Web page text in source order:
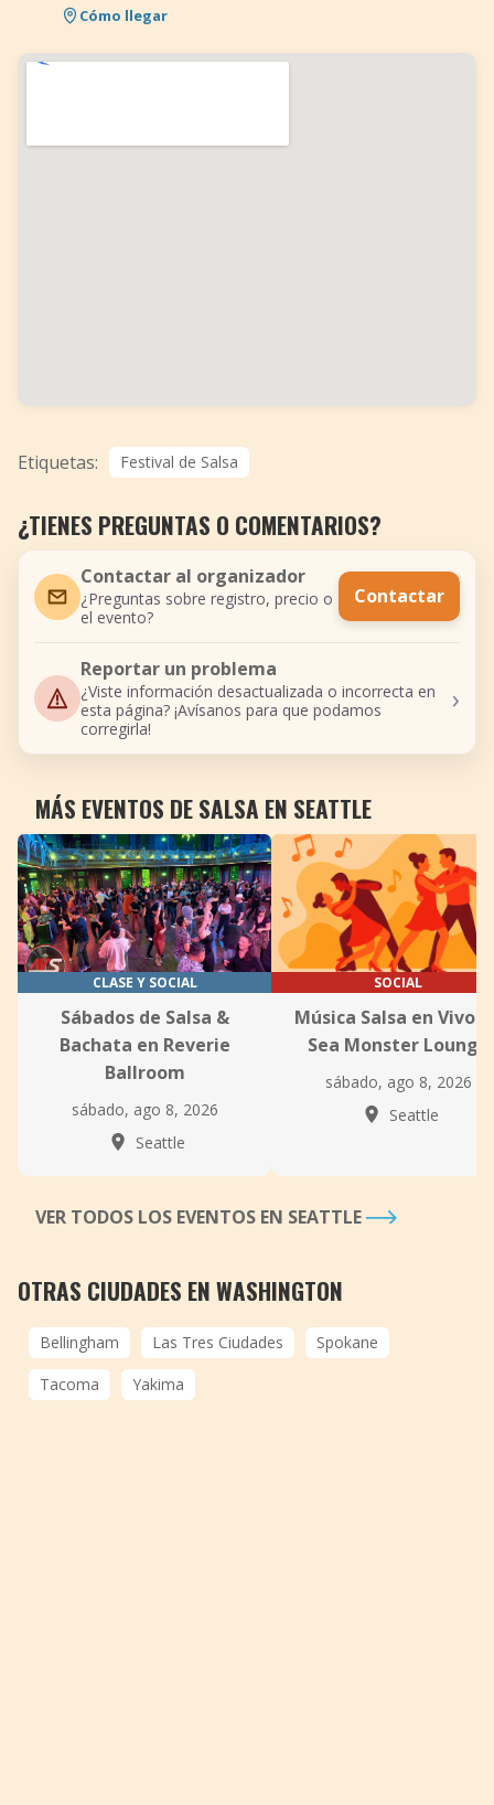
Cómo llegar
Etiquetas: Festival de Salsa
¿TIENES PREGUNTAS O COMENTARIOS?
Contactar al organizador
¿Preguntas sobre registro, precio o
el evento?
Contactar
Reportar un problema
¿Viste información desactualizada o incorrecta en
esta página? ¡Avísanos para que podamos
corregirla!
›
MÁS EVENTOS DE SALSA EN SEATTLE
CLASE Y SOCIAL
Sábados de Salsa &
Bachata en Reverie
Ballroom
sábado, ago 8, 2026
Seattle
SOCIAL
Música Salsa en Vivo
Sea Monster Lounge
sábado, ago 8, 2026
Seattle
VER TODOS LOS EVENTOS EN SEATTLE
OTRAS CIUDADES EN WASHINGTON
Bellingham Las Tres Ciudades
Spokane
Tacoma
Yakima